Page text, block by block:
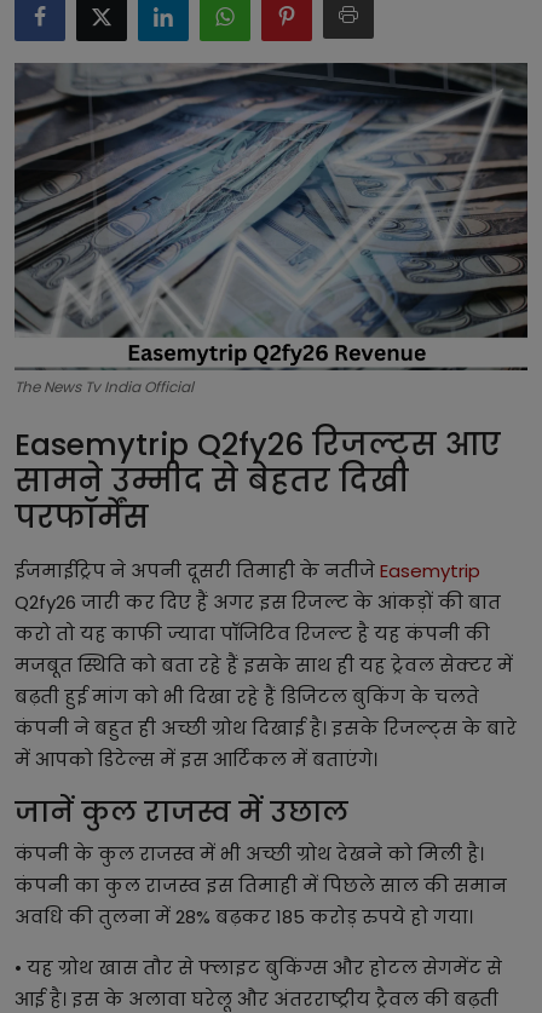
टेक्नोलॉजी
लाइफस्टाइल
बिजनेस
The News Tv India Official
Easemytrip Q2fy26 रिजल्ट्स आए
सामने उम्मीद से बेहतर दिखी
परफॉर्मेंस
ईजमाईट्रिप ने अपनी दूसरी तिमाही के नतीजेEasemytrip
Q2fy26 जारी कर दिए हैं अगर इस रिजल्ट के आंकड़ों की बात
करो तो यह काफी ज्यादा पॉजिटिव रिजल्ट है यह कंपनी की
मजबूत स्थिति को बता रहे हैं इसके साथ ही यह ट्रेवल सेक्टर में
बढ़ती हुई मांग को भी दिखा रहे हैं डिजिटल बुकिंग के चलते
कंपनी ने बहुत ही अच्छी ग्रोथ दिखाई है। इसके रिजल्ट्स के बारे
में आपको डिटेल्स में इस आर्टिकल में बताएंगे।
जानें कुल राजस्व में उछाल
कंपनी के कुल राजस्व में भी अच्छी ग्रोथ देखने को मिली है।
कंपनी का कुल राजस्व इस तिमाही में पिछले साल की समान
अवधि की तुलना में 28% बढ़कर 185 करोड़ रुपये हो गया।
• यह ग्रोथ खास तौर से फ्लाइट बुकिंग्स और होटल सेगमेंट से
आई है। इस के अलावा घरेलू और अंतरराष्ट्रीय ट्रैवल की बढ़ती